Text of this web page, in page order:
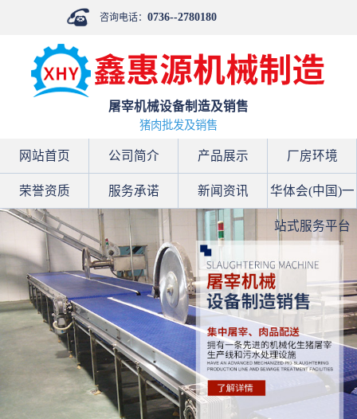
咨询电话：0736--2780180
屠宰机械设备制造及销售
猪肉批发及销售
网站首页 公司简介 产品展示 厂房环境
荣誉资质 服务承诺 新闻资讯 华体会(中国)一
站式服务平台